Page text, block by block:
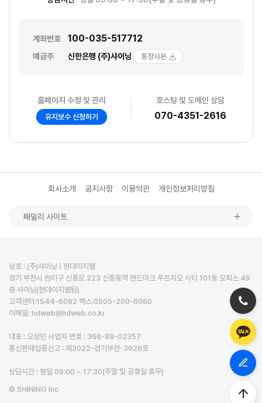
계좌번호 100-035-517712
예금주 신한은행 (주)샤이닝 통장사본
홈페이지 수정 및 관리
유지보수 신청하기
호스팅 및 도메인 상담
070-4351-2616
회사소개 공지사항 이용약관 개인정보처리방침
패밀리 사이트
상호 : (주)샤이닝 | 현대이지웹
경기 부천시 원미구 신흥로 223 신중동역 랜드마크 푸르지오 시티 101동 오피스 49
층 샤이닝(현대이지웹팀)
고객센터:1544-6062 팩스:0505-200-6060
이메일: hdweb@hdweb.co.kr
대표 : 오성민 사업자 번호 : 366-88-02357
통신판매업종신고 : 제2022-경기부천-3926호
상담시간 : 평일 09:00 ~ 17:30(주말 및 공휴일 휴무)
© SHINING Inc